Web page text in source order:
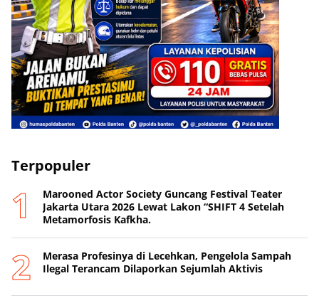
Terpopuler
Marooned Actor Society Guncang Festival Teater
Jakarta Utara 2026 Lewat Lakon “SHIFT 4 Setelah
Metamorfosis Kafkha.
Merasa Profesinya di Lecehkan, Pengelola Sampah
Ilegal Terancam Dilaporkan Sejumlah Aktivis